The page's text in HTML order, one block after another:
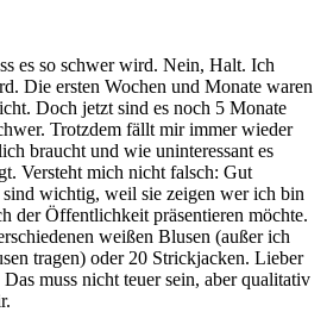
es so schwer wird. Nein, Halt. Ich
Die ersten Wochen und Monate waren
Doch jetzt sind es noch 5 Monate
Trotzdem fällt mir immer wieder
braucht und wie uninteressant es
Versteht mich nicht falsch: Gut
sind wichtig, weil sie zeigen wer ich bin
der Öffentlichkeit präsentieren möchte.
weißen Blusen (außer ich
tragen) oder 20 Strickjacken. Lieber
muss nicht teuer sein, aber qualitativ